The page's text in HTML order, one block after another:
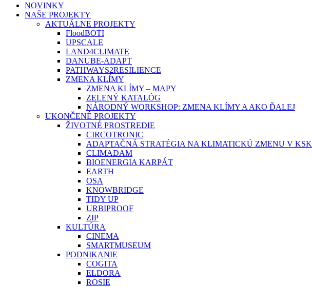
search
Menu
NOVINKY
NAŠE PROJEKTY
AKTUÁLNE PROJEKTY
FloodBOTI
UPSCALE
LAND4CLIMATE
DANUBE-ADAPT
PATHWAYS2RESILIENCE
ZMENA KLÍMY
ZMENA KLÍMY – MAPY
ZELENÝ KATALÓG
NÁRODNÝ WORKSHOP: ZMENA KLÍMY A AKO ĎALEJ
UKONČENÉ PROJEKTY
ŽIVOTNÉ PROSTREDIE
CIRCOTRONIC
ADAPTAČNÁ STRATÉGIA NA KLIMATICKÚ ZMENU V KSK
CLIMADAM
BIOENERGIA KARPÁT
EARTH
OSA
KNOWBRIDGE
TIDY UP
URBIPROOF
ZIP
KULTÚRA
CINEMA
SMARTMUSEUM
PODNIKANIE
COGITA
ELDORA
ROSIE